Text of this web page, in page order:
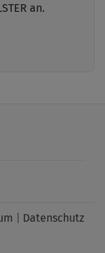
an.
Datenschutz